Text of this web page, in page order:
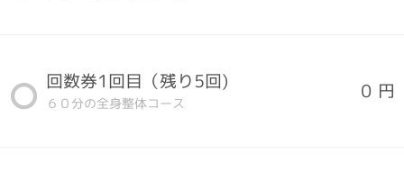
回数券1回目（残り5回)
６０分の全身整体コース
0 円